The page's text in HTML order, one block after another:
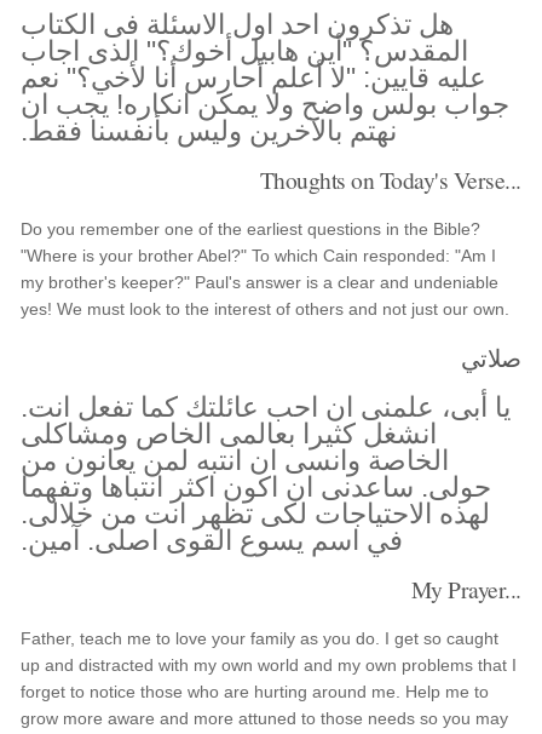
هل تذكرون احد اول الاسئلة فى الكتاب
المقدس؟ "أين هابيل أخوك؟" الذى اجاب
عليه قايين: "لا أعلم أحارس أنا لأخي؟" نعم
جواب بولس واضح ولا يمكن انكاره! يجب ان
نهتم بالآخرين وليس بأنفسنا فقط.
Thoughts on Today's Verse...
Do you remember one of the earliest questions in the Bible?
"Where is your brother Abel?" To which Cain responded: "Am I
my brother's keeper?" Paul's answer is a clear and undeniable
yes! We must look to the interest of others and not just our own.
صلاتي
يا أبى، علمنى ان احب عائلتك كما تفعل انت.
انشغل كثيرا بعالمى الخاص ومشاكلى
الخاصة وانسى ان انتبه لمن يعانون من
حولى. ساعدنى ان اكون اكثر انتباها وتفهما
لهذه الاحتياجات لكى تظهر انت من خلالى.
في اسم يسوع القوى اصلى. آمين.
My Prayer...
Father, teach me to love your family as you do. I get so caught
up and distracted with my own world and my own problems that I
forget to notice those who are hurting around me. Help me to
grow more aware and more attuned to those needs so you may